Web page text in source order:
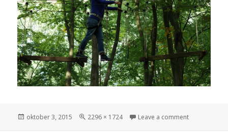
Geplaatst
oktober 3, 2015
Volledige
2296 × 1724 Leave a comment